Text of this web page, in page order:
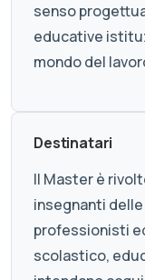
senso
educative
mondo del
Destinatari
Il Master è
insegnanti
professionisti
scolastico,